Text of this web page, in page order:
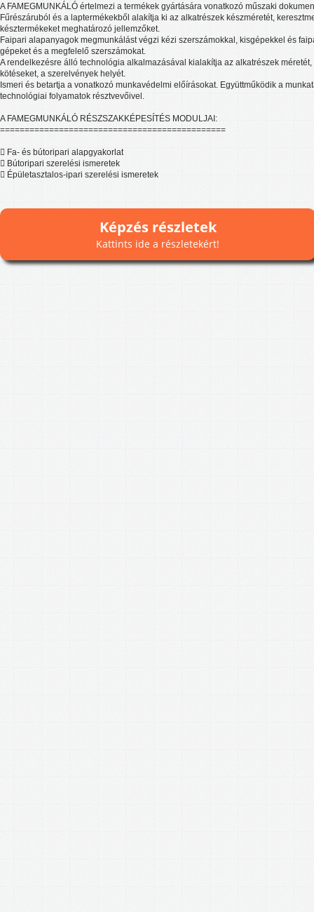
A FAMEGMUNKÁLÓ értelmezi a termékek gyártására vonatkozó műszaki
Fűrészáruból és a laptermékekből alakítja ki az alkatrészek készméretét,
késztermékeket meghatározó jellemzőket.
Faipari alapanyagok megmunkálást végzi kézi szerszámokkal, kisgépekkel és
gépeket és a megfelelő szerszámokat.
A rendelkezésre álló technológia alkalmazásával kialakítja az alkatrészek
kötéseket, a szerelvények helyét.
Ismeri és betartja a vonatkozó munkavédelmi előírásokat. Együttműködik a
technológiai folyamatok résztvevőivel.
A FAMEGMUNKÁLÓ RÉSZSZAKKÉPESÍTÉS MODULJAI:
==============================================
 Fa- és bútoripari alapgyakorlat
 Bútoripari szerelési ismeretek
 Épületasztalos-ipari szerelési ismeretek
Képzés részletek
Kattints ide a részletekért!